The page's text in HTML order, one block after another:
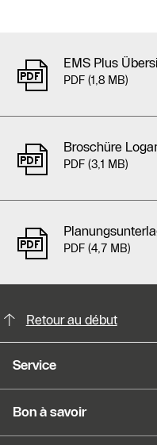
EMS Plus
PDF (1,8 MB)
Broschüre
PDF (3,1 MB)
PDF (4,7 MB)
Slider Cest une galerie
Retour au début
Service
Bon à savoir